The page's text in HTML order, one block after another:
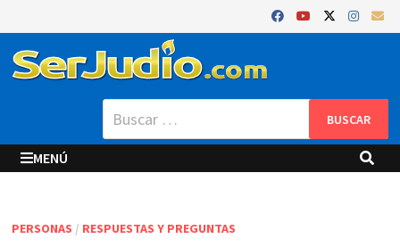
al
contenido
Buscar:
MENÚ
PERSONAS / RESPUESTAS Y PREGUNTAS